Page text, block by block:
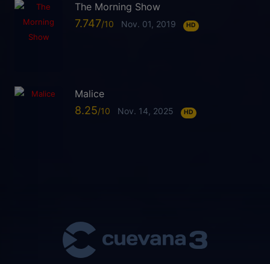
The Morning Show
7.747 Nov. 01, 2019 HD
Malice
8.25 Nov. 14, 2025 HD